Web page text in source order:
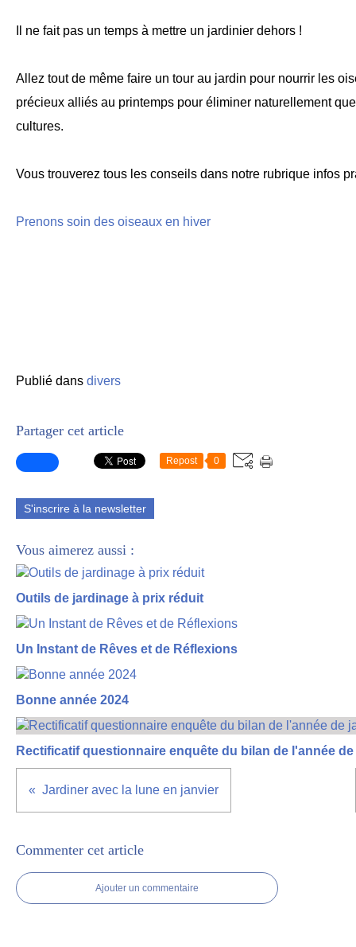
Il ne fait pas un temps à mettre un jardinier dehors !
Allez tout de même faire un tour au jardin pour nourrir les
précieux alliés au printemps pour éliminer naturellement
cultures.
Vous trouverez tous les conseils dans notre rubrique infos
Prenons soin des oiseaux en hiver
Publié dans divers
Partager cet article
Repost 0
S'inscrire à la newsletter
Vous aimerez aussi :
Outils de jardinage à prix réduit
Un Instant de Rêves et de Réflexions
Bonne année 2024
Rectificatif questionnaire enquête du bilan de l'année
Jardiner avec la lune en janvier
Commenter cet article
Ajouter un commentaire